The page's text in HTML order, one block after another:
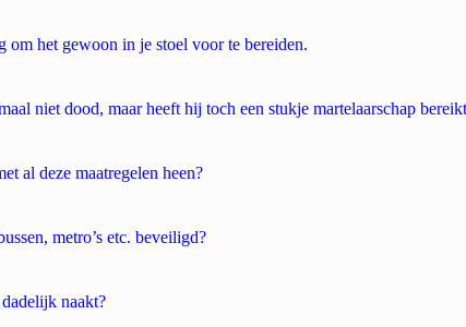
om het gewoon in je stoel voor te bereiden.
niet dood, maar heeft hij toch een stukje martelaarschap
al deze maatregelen heen?
metro’s etc. beveiligd?
naakt?